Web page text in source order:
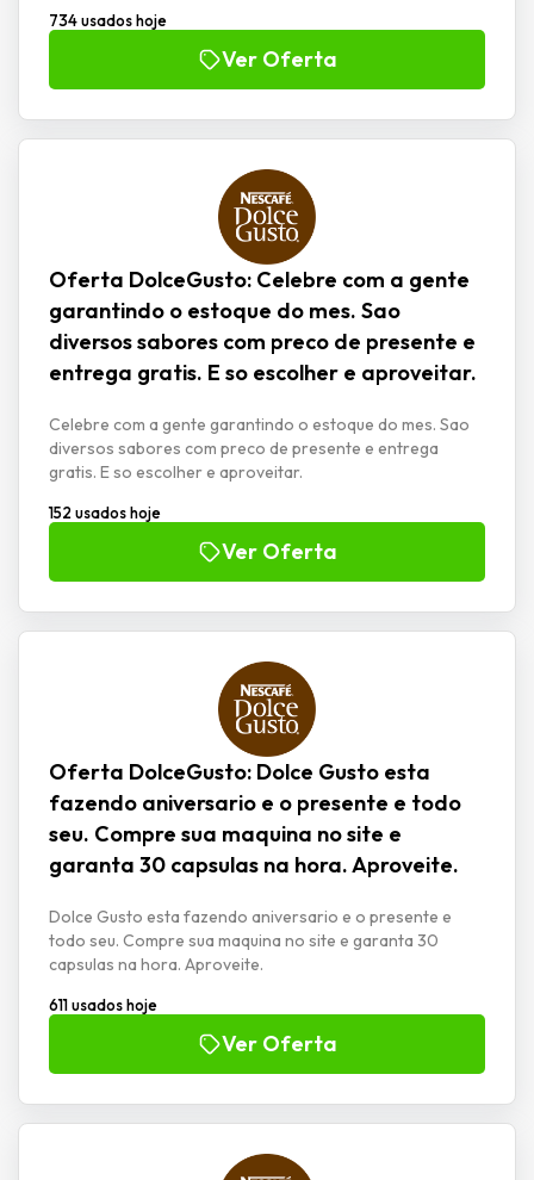
734 usados hoje
Ver Oferta
Oferta DolceGusto: Celebre com a gente
garantindo o estoque do mes. Sao
diversos sabores com preco de presente e
entrega gratis. E so escolher e aproveitar.
Celebre com a gente garantindo o estoque do mes. Sao
diversos sabores com preco de presente e entrega
gratis. E so escolher e aproveitar.
152 usados hoje
Ver Oferta
Oferta DolceGusto: Dolce Gusto esta
fazendo aniversario e o presente e todo
seu. Compre sua maquina no site e
garanta 30 capsulas na hora. Aproveite.
Dolce Gusto esta fazendo aniversario e o presente e
todo seu. Compre sua maquina no site e garanta 30
capsulas na hora. Aproveite.
611 usados hoje
Ver Oferta